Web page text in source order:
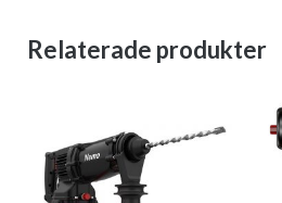
Relaterade produkter